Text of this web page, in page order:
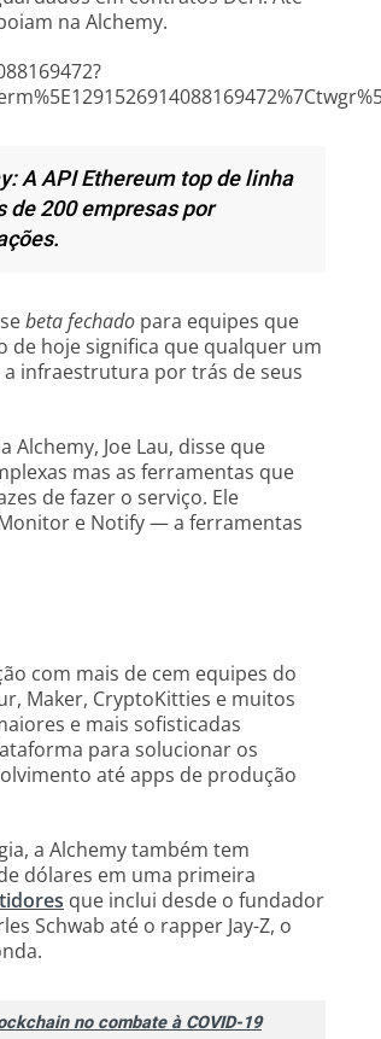
na Alchemy.
A API Ethereum top de linha
200 empresas por
beta fechado para equipes que
hoje significa que qualquer um
infraestrutura por trás de seus
Alchemy, Joe Lau, disse que
mas as ferramentas que
de fazer o serviço. Ele
e Notify — a ferramentas
com mais de cem equipes do
Maker, CryptoKitties e muitos
e mais sofisticadas
para solucionar os
até apps de produção
a Alchemy também tem
dólares em uma primeira
que inclui desde o fundador
Schwab até o rapper Jay-Z, o
no combate à COVID-19